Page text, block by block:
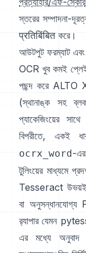
স্তরের সম্পাদনা-
प्रतिबिंबित করে।
আউটপুট ফরম্যাট এবং
OCR খুব কমই
পছন্দ করে ALTO
(স্থানাঙ্ক সহ
প্যাকেজিংয়ের
বিপরীতে, একই
ocrx_word-
টুলিংয়ের মাধ্যমে
Tesseract উভয়ই
বা অনুসন্ধানযোগ্য
র‍্যাপার যেমন
এর মধ্যে অনুবাদ